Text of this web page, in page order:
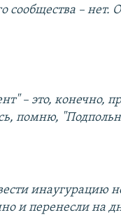
сообщества – нет.
– это, конечно,
помню,
инаугурацию
и перенесли на